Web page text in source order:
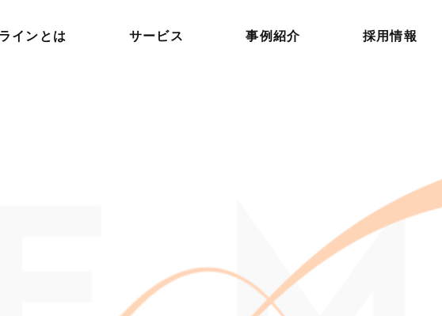
インとは サービス 事例紹介 採用情報